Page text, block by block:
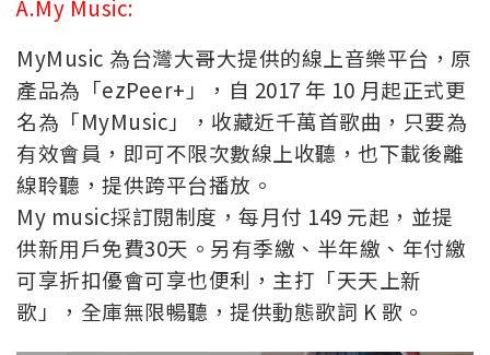
A.My Music:
MyMusic 為台灣大哥大提供的線上音樂平台，原
產品為「ezPeer+」，自 2017 年 10 月起正式更
名為「MyMusic」，收藏近千萬首歌曲，只要為
有效會員，即可不限次數線上收聽，也下載後離
線聆聽，提供跨平台播放。
My music採訂閱制度，每月付 149 元起，並提
供新用戶免費30天。另有季繳、半年繳、年付繳
可享折扣優會可享也便利，主打「天天上新
歌」，全庫無限暢聽，提供動態歌詞 K 歌。